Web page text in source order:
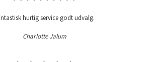
hurtig service godt udvalg.
Charlotte Jalum